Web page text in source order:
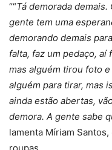
““Tá demorada
gente tem uma
demorando demais
falta, faz um pedaço, aí
mas alguém tirou foto
alguém para tirar, mas
ainda estão abertas,
demora. A gente sabe
lamenta Míriam